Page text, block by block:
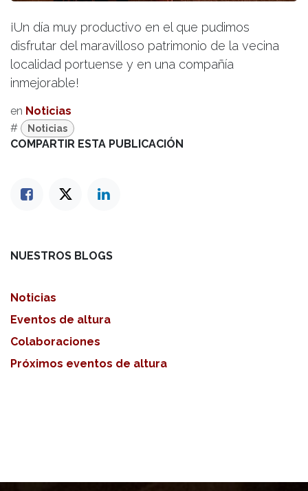
¡Un día muy productivo en el que pudimos
disfrutar del maravilloso patrimonio de la vecina
localidad portuense y en una compañía
inmejorable!
en Noticias
#
Noticias
COMPARTIR ESTA PUBLICACIÓN
NUESTROS BLOGS
Noticias
Eventos de altura
Colaboraciones
Próximos eventos de altura